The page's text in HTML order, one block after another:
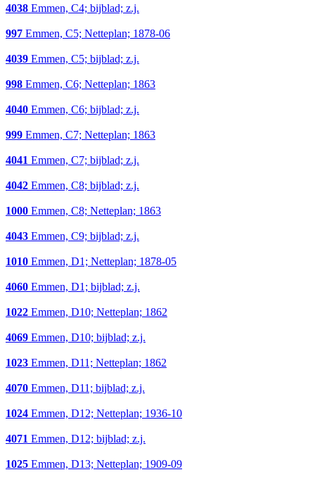
4038 Emmen, C4; bijblad; z.j.
997 Emmen, C5; Netteplan; 1878-06
4039 Emmen, C5; bijblad; z.j.
998 Emmen, C6; Netteplan; 1863
4040 Emmen, C6; bijblad; z.j.
999 Emmen, C7; Netteplan; 1863
4041 Emmen, C7; bijblad; z.j.
4042 Emmen, C8; bijblad; z.j.
1000 Emmen, C8; Netteplan; 1863
4043 Emmen, C9; bijblad; z.j.
1010 Emmen, D1; Netteplan; 1878-05
4060 Emmen, D1; bijblad; z.j.
1022 Emmen, D10; Netteplan; 1862
4069 Emmen, D10; bijblad; z.j.
1023 Emmen, D11; Netteplan; 1862
4070 Emmen, D11; bijblad; z.j.
1024 Emmen, D12; Netteplan; 1936-10
4071 Emmen, D12; bijblad; z.j.
1025 Emmen, D13; Netteplan; 1909-09